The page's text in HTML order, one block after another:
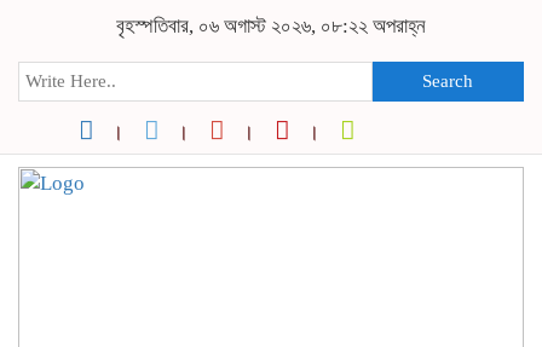
বৃহস্পতিবার, ০৬ অগাস্ট ২০২৬, ০৮:২২ অপরাহ্ন
Search